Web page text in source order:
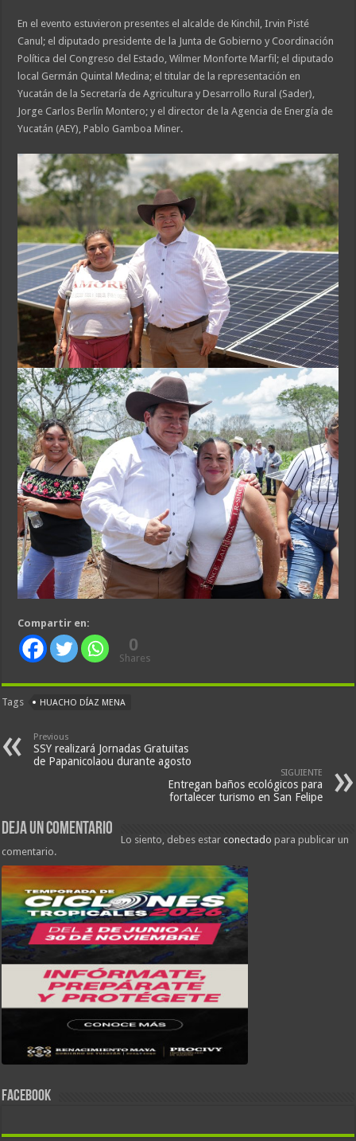
En el evento estuvieron presentes el alcalde de Kinchil, Irvin Pisté
Canul; el diputado presidente de la Junta de Gobierno y Coordinación
Política del Congreso del Estado, Wilmer Monforte Marfil; el diputado
local Germán Quintal Medina; el titular de la representación en
Yucatán de la Secretaría de Agricultura y Desarrollo Rural (Sader),
Jorge Carlos Berlín Montero; y el director de la Agencia de Energía de
Yucatán (AEY), Pablo Gamboa Miner.
Compartir en:
0
Shares
Tags HUACHO DÍAZ MENA
Previous
SSY realizará Jornadas Gratuitas
de Papanicolaou durante agosto
SIGUIENTE
Entregan baños ecológicos para
fortalecer turismo en San Felipe
Deja un comentario
Lo siento, debes estarconectado para publicar un
comentario.
FACEBOOK